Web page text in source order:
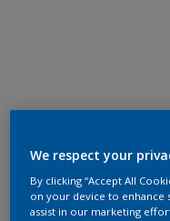
We respect your
By clicking “Accept All
on your device to enhance
assist in our marketing